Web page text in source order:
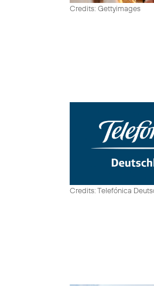
Credits: Gettyimages
Credits: Telefónica